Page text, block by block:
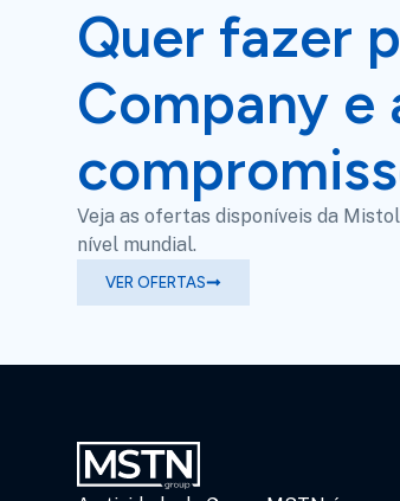
Quer fazer
Company e
Veja as ofertas disponíveis da
nível mundial.
VER OFERTAS